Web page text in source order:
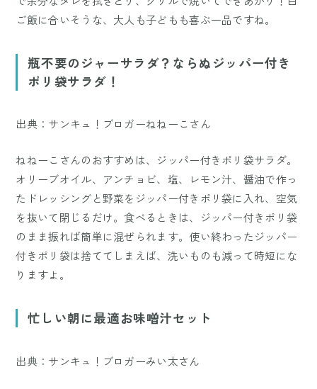
ご飯に合いそうな、大人も子どもも喜ぶ一品ですね。
瓶不要のジャーサラダ？ならぬジッパー付き
ポリ袋サラダ！
出典：サンキュ！ブロガーねねーこさん
ねねーこさんのおすすめは、ジッパー付きポリ袋サラダ。
オリーブオイル、アンチョビ、塩、レモン汁、醤油で作っ
たドレッシングと野菜をジッパー付きポリ袋に入れ、空気
を抜いて閉じるだけ。食べるときは、ジッパー付きポリ袋
のまま振れば簡単に混ぜられます。使い終わったジッパー
付きポリ袋は捨ててしまえば、洗いものも減って時短にな
りますよ。
忙しい朝に最適お味噌汁セット
出典：サンキュ！ブロガーみい太さん